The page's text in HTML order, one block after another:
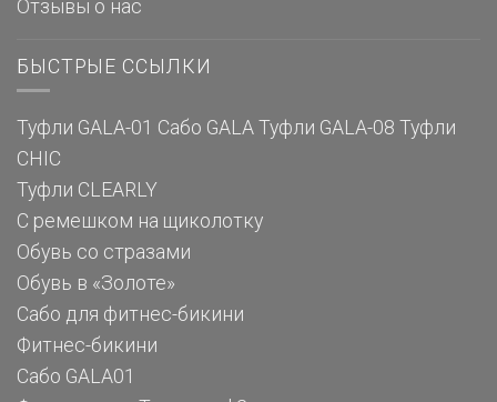
Отзывы о нас
БЫСТРЫЕ ССЫЛКИ
Туфли GALA-01 Сабо GALA Туфли GALA-08 Туфли
CHIC
Туфли CLEARLY
С ремешком на щиколотку
Обувь со стразами
Обувь в «Золоте»
Сабо для фитнес-бикини
Фитнес-бикини
Сабо GALA01